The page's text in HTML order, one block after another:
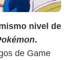
nivel de
.
de Game